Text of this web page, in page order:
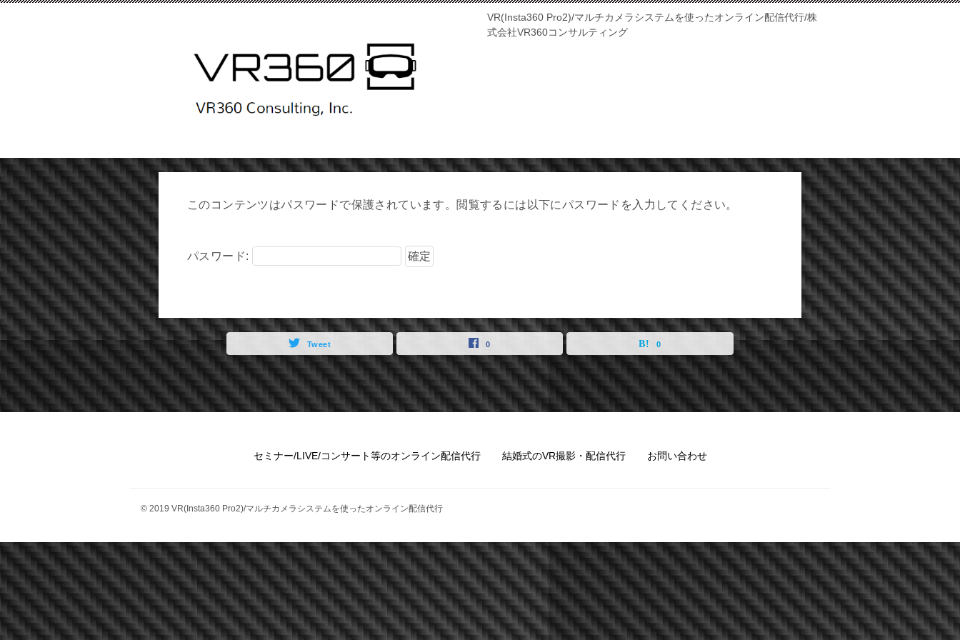
VR(Insta360 Pro2)/マルチカメラシステムを使ったオンライン配信代行/株
式会社VR360コンサルティング
このコンテンツはパスワードで保護されています。閲覧するには以下にパスワードを入力してください。
パスワード:
Tweet 0 0
セミナー/LIVE/コンサート等のオンライン配信代行 結婚式のVR撮影・配信代行 お問い合わせ
© 2019 VR(Insta360 Pro2)/マルチカメラシステムを使ったオンライン配信代行